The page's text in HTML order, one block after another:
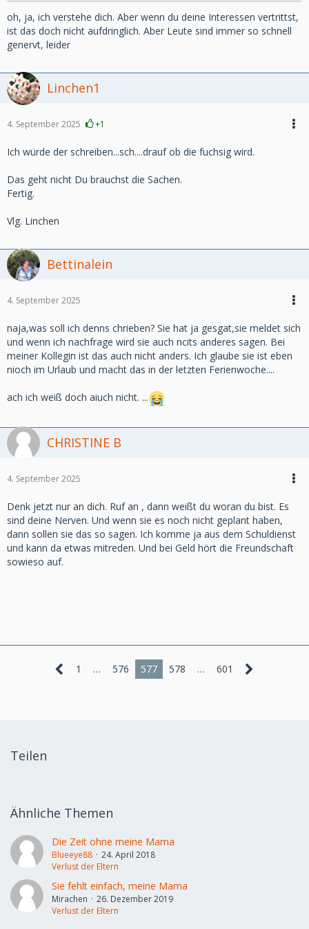
Ich müsstemich ja arbitslos melden,wenn es zu wenig ist
oder nicth klappt....boah das geht mir so auf die
ich trau mich nicht zu schrieben,weil die immer so fuchsig
ist,wenn man sie drängt,aber ich muss doch wissen was
jetzt Sache ist oder?
oh, ja, ich verstehe dich. Aber wenn du deine Interessen vertrittst,
ist das doch nicht aufdringlich. Aber Leute sind immer so schnell
genervt, leider
Linchen1
4. September 2025 +1
Ich würde der schreiben...sch....drauf ob die fuchsig wird.
Das geht nicht Du brauchst die Sachen.
Fertig.
Vlg. Linchen
Bettinalein
4. September 2025
naja,was soll ich denns chrieben? Sie hat ja gesgat,sie meldet sich
und wenn ich nachfrage wird sie auch ncits anderes sagen. Bei
meiner Kollegin ist das auch nicht anders. Ich glaube sie ist eben
nioch im Urlaub und macht das in der letzten Ferienwoche....
ach ich weiß doch aiuch nicht. ...
CHRISTINE B
4. September 2025
Denk jetzt nur an dich. Ruf an , dann weißt du woran du bist. Es
sind deine Nerven. Und wenn sie es noch nicht geplant haben,
dann sollen sie das so sagen. Ich komme ja aus dem Schuldienst
und kann da etwas mitreden. Und bei Geld hört die Freundschaft
sowieso auf.
1 … 576 577 578 … 601
Teilen
Ähnliche Themen
Die Zeit ohne meine Mama
Blueeye88
24. April 2018
Verlust der Eltern
Sie fehlt einfach, meine Mama
Mirachen
26. Dezember 2019
Verlust der Eltern